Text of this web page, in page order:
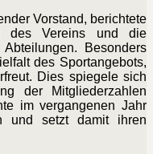
Vorstand, berichtete
des Vereins und die
Besonders
des Sportangebots,
Dies spiegele sich
der Mitgliederzahlen
im vergangenen Jahr
und setzt damit ihren